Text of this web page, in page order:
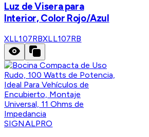
Luz de Visera para
Interior, Color Rojo/Azul
XLL107RBXLL107RB
SIGNALPRO